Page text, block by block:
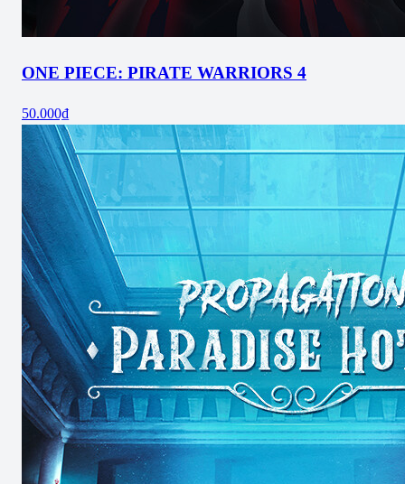
ONE PIECE: PIRATE WARRIORS 4
50.000₫